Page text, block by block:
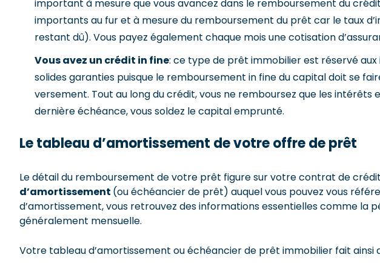
important à mesure que vous avancez dans le remboursement du
importants au fur et à mesure du remboursement du prêt car le taux
restant dû). Vous payez également chaque mois une cotisation
Vous avez un crédit in fine: ce type de prêt immobilier est réservé
solides garanties puisque le remboursement in fine du capital doit se
versement. Tout au long du crédit, vous ne remboursez que les intérêts
dernière échéance, vous soldez le capital emprunté.
Le tableau d’amortissement de votre offre de prêt
Le détail du remboursement de votre prêt figure sur votre contrat de crédit
d’amortissement (ou échéancier de prêt) auquel vous pouvez vous
d’amortissement, vous retrouvez des informations essentielles comme la
généralement mensuelle.
Votre tableau d’amortissement ou échéancier de prêt immobilier fait ainsi